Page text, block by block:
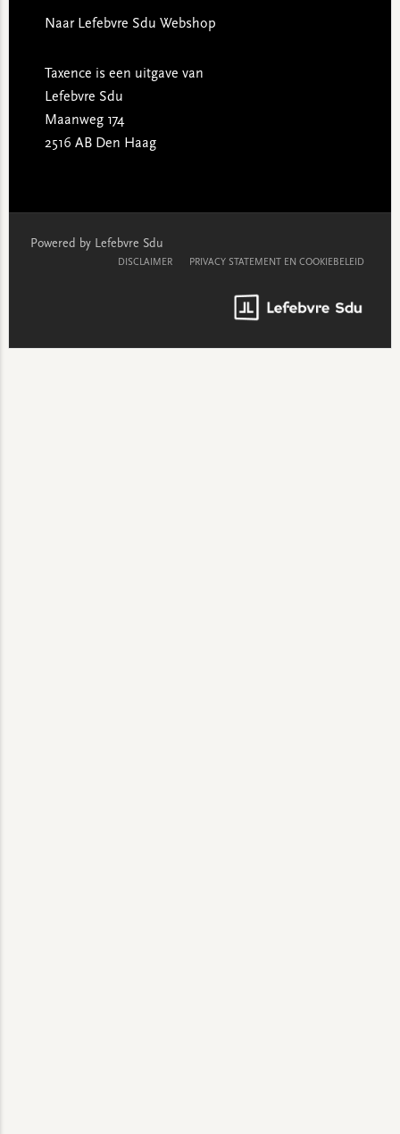
Naar Lefebvre Sdu Webshop
Taxence is een uitgave van
Lefebvre Sdu
Maanweg 174
2516 AB Den Haag
Powered by Lefebvre Sdu
DISCLAIMER PRIVACY STATEMENT EN COOKIEBELEID